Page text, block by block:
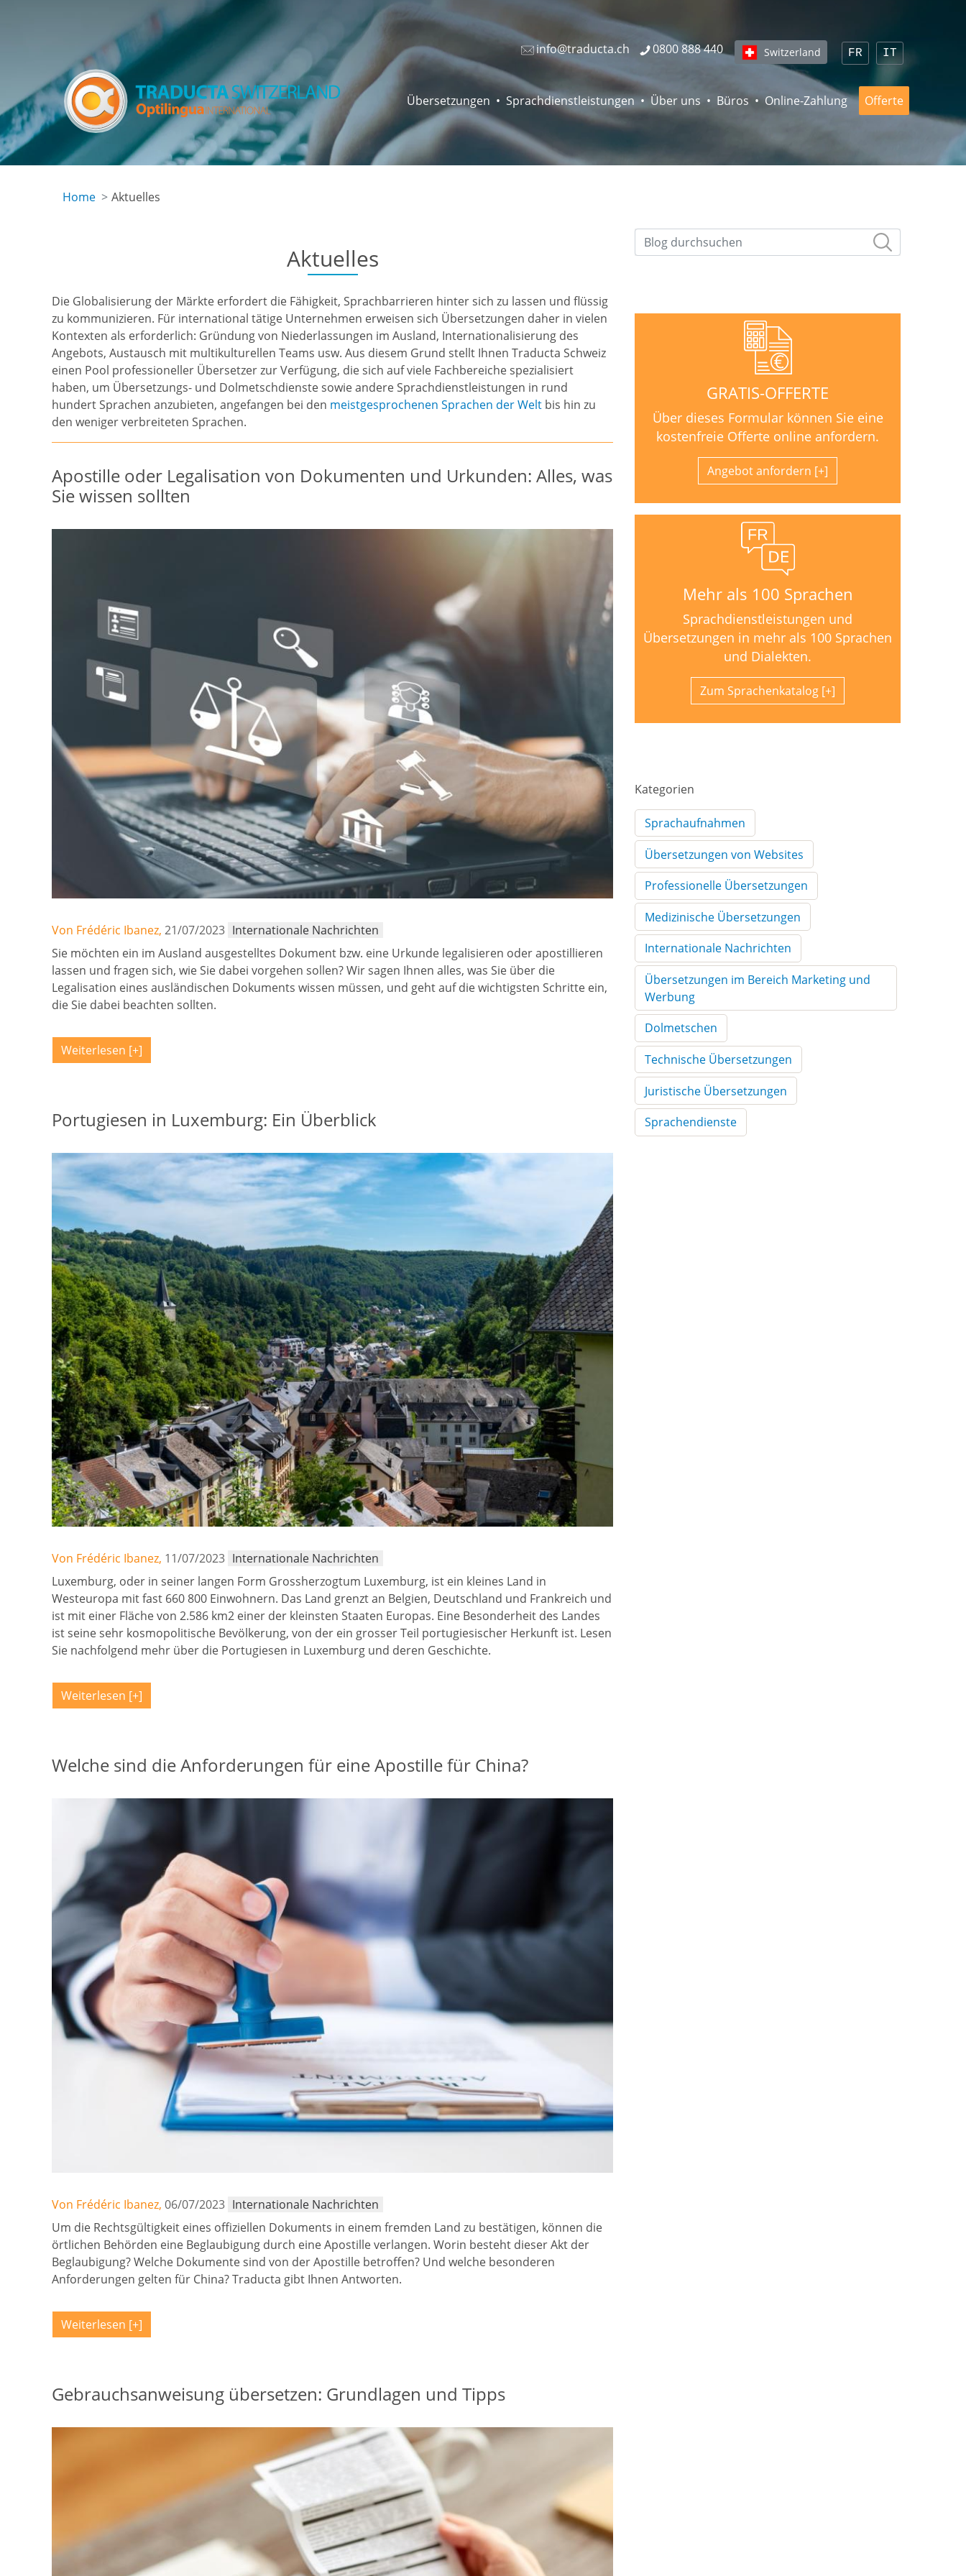
FR IT
Switzerland
info@traducta.ch 0800 888 440
Übersetzungen Sprachdienstleistungen Über uns Büros Online-Zahlung Offerte
Home Aktuelles
Aktuelles
Die Globalisierung der Märkte erfordert die Fähigkeit, Sprachbarrieren hinter sich zu lassen und flüssig
zu kommunizieren. Für international tätige Unternehmen erweisen sich Übersetzungen daher in vielen
Kontexten als erforderlich: Gründung von Niederlassungen im Ausland, Internationalisierung des
Angebots, Austausch mit multikulturellen Teams usw. Aus diesem Grund stellt Ihnen Traducta Schweiz
einen Pool professioneller Übersetzer zur Verfügung, die sich auf viele Fachbereiche spezialisiert
haben, um Übersetzungs- und Dolmetschdienste sowie andere Sprachdienstleistungen in rund
hundert Sprachen anzubieten, angefangen bei den meistgesprochenen Sprachen der Welt bis hin zu
den weniger verbreiteten Sprachen.
Apostille oder Legalisation von Dokumenten und Urkunden: Alles, was
Sie wissen sollten
Von Frédéric Ibanez, 21/07/2023 Internationale Nachrichten
Sie möchten ein im Ausland ausgestelltes Dokument bzw. eine Urkunde legalisieren oder apostillieren
lassen und fragen sich, wie Sie dabei vorgehen sollen? Wir sagen Ihnen alles, was Sie über die
Legalisation eines ausländischen Dokuments wissen müssen, und geht auf die wichtigsten Schritte ein,
die Sie dabei beachten sollten.
Weiterlesen
Portugiesen in Luxemburg: Ein Überblick
Von Frédéric Ibanez, 11/07/2023 Internationale Nachrichten
Luxemburg, oder in seiner langen Form Grossherzogtum Luxemburg, ist ein kleines Land in
Westeuropa mit fast 660 800 Einwohnern. Das Land grenzt an Belgien, Deutschland und Frankreich und
ist mit einer Fläche von 2.586 km2 einer der kleinsten Staaten Europas. Eine Besonderheit des Landes
ist seine sehr kosmopolitische Bevölkerung, von der ein grosser Teil portugiesischer Herkunft ist. Lesen
Sie nachfolgend mehr über die Portugiesen in Luxemburg und deren Geschichte.
Weiterlesen
Welche sind die Anforderungen für eine Apostille für China?
Von Frédéric Ibanez, 06/07/2023 Internationale Nachrichten
Um die Rechtsgültigkeit eines offiziellen Dokuments in einem fremden Land zu bestätigen, können die
örtlichen Behörden eine Beglaubigung durch eine Apostille verlangen. Worin besteht dieser Akt der
Beglaubigung? Welche Dokumente sind von der Apostille betroffen? Und welche besonderen
Anforderungen gelten für China? Traducta gibt Ihnen Antworten.
Weiterlesen
Gebrauchsanweisung übersetzen: Grundlagen und Tipps
GRATIS-OFFERTE
Über dieses Formular können Sie eine
kostenfreie Offerte online anfordern.
Angebot anfordern
Mehr als 100 Sprachen
Sprachdienstleistungen und
Übersetzungen in mehr als 100 Sprachen
und Dialekten.
Zum Sprachenkatalog
Kategorien
Sprachaufnahmen
Übersetzungen von Websites
Professionelle Übersetzungen
Medizinische Übersetzungen
Internationale Nachrichten
Übersetzungen im Bereich Marketing und
Werbung
Dolmetschen
Technische Übersetzungen
Juristische Übersetzungen
Sprachendienste